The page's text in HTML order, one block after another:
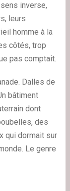
inverse,
leurs
homme à la
côtés, trop
pas comptait.
Dalles de
bâtiment
dont
des
qui dormait sur
Le genre